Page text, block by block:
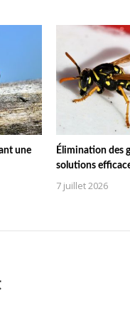
une
Élimination des
solutions
7 juillet 2026